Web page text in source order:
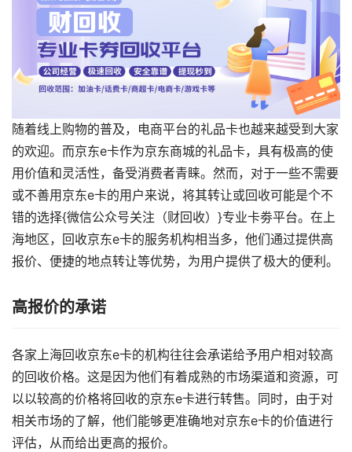
随着线上购物的普及，电商平台的礼品卡也越来越受到大家
的欢迎。而京东e卡作为京东商城的礼品卡，具有极高的使
用价值和灵活性，备受消费者青睐。然而，对于一些不需要
或不善用京东e卡的用户来说，将其转让或回收可能是个不
错的选择{微信公众号关注（财回收）}专业卡劵平台。在上
海地区，回收京东e卡的服务机构相当多，他们通过提供高
报价、便捷的地点转让等优势，为用户提供了极大的便利。
高报价的承诺
各家上海回收京东e卡的机构往往会承诺给予用户相对较高
的回收价格。这是因为他们有着成熟的市场渠道和资源，可
以以较高的价格将回收的京东e卡进行转售。同时，由于对
相关市场的了解，他们能够更准确地对京东e卡的价值进行
评估，从而给出更高的报价。